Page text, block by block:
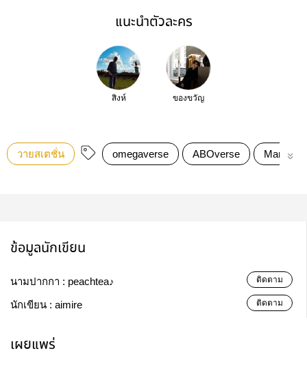
แนะนำตัวละคร
สิงห์ ของขวัญ
วายสเตชั่น omegaverse ABOverse Markmin
ข้อมูลนักเขียน
นามปากกา : peachtea♪ ติดตาม
นักเขียน : aimire ติดตาม
เผยแพร่